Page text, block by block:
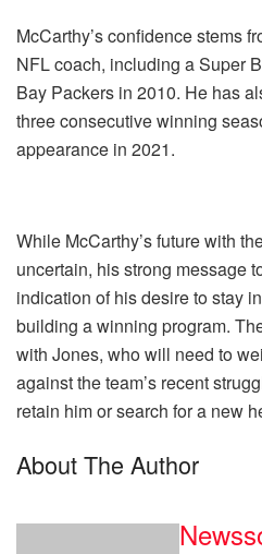
McCarthy’s confidence stems
NFL coach, including a Super
Bay Packers in 2010. He has
three consecutive winning
appearance in 2021.
While McCarthy’s future with
uncertain, his strong message
indication of his desire to stay
building a winning program.
with Jones, who will need to
against the team’s recent
retain him or search for a new
About The Author